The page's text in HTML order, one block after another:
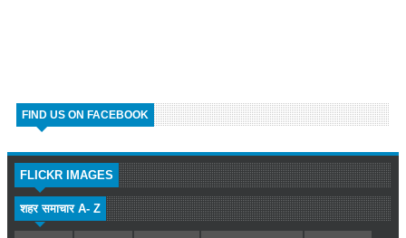
FIND US ON FACEBOOK
FLICKR IMAGES
शहर समाचार A- Z